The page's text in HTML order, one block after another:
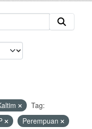
Tag:
Perempuan